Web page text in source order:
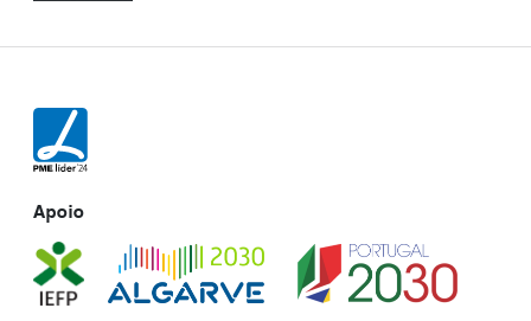
Apoio